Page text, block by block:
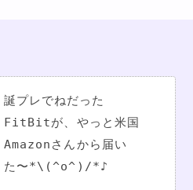
誕プレでねだった
FitBitが、やっと米国
Amazonさんから届い
た〜*\(^o^)/*♪